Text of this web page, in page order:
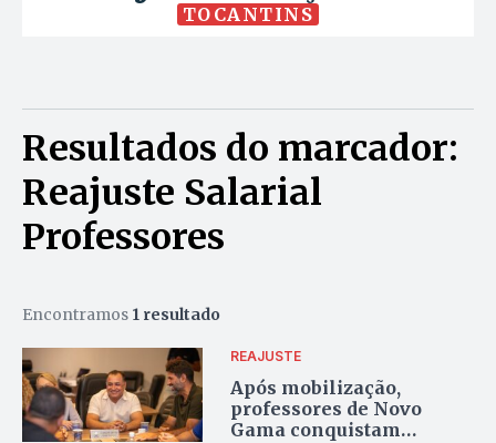
TOCANTINS
Resultados do marcador:
Reajuste Salarial
Professores
Encontramos 1 resultado
REAJUSTE
Após mobilização,
professores de Novo
Gama conquistam